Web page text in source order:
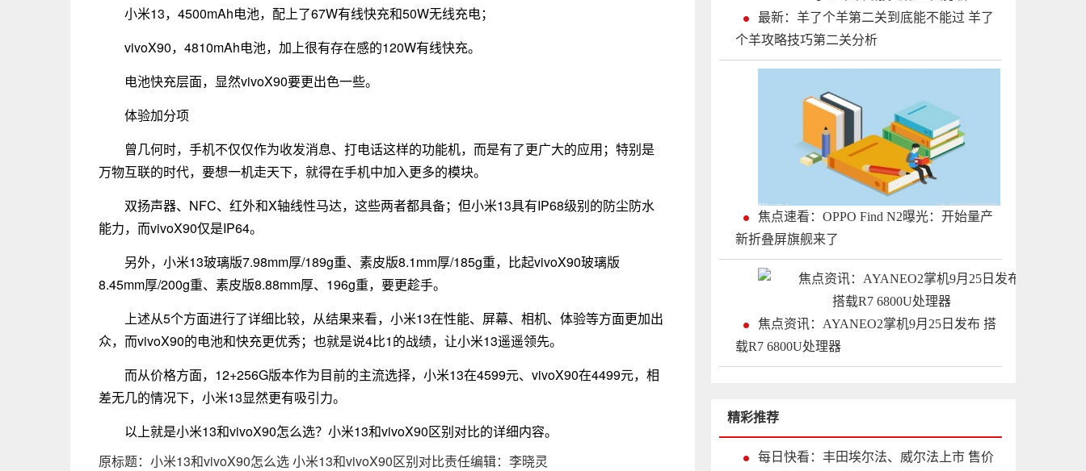
小米13，4500mAh电池，配上了67W有线快充和50W无线充电；
vivoX90，4810mAh电池，加上很有存在感的120W有线快充。
电池快充层面，显然vivoX90要更出色一些。
体验加分项
曾几何时，手机不仅仅作为收发消息、打电话这样的功能机，而是有了更广大的应用；特别是
万物互联的时代，要想一机走天下，就得在手机中加入更多的模块。
双扬声器、NFC、红外和X轴线性马达，这些两者都具备；但小米13具有IP68级别的防尘防水
能力，而vivoX90仅是IP64。
另外，小米13玻璃版7.98mm厚/189g重、素皮版8.1mm厚/185g重，比起vivoX90玻璃版
8.45mm厚/200g重、素皮版8.88mm厚、196g重，要更趁手。
上述从5个方面进行了详细比较，从结果来看，小米13在性能、屏幕、相机、体验等方面更加出
众，而vivoX90的电池和快充更优秀；也就是说4比1的战绩，让小米13遥遥领先。
而从价格方面，12+256G版本作为目前的主流选择，小米13在4599元、vivoX90在4499元，相
差无几的情况下，小米13显然更有吸引力。
以上就是小米13和vivoX90怎么选？小米13和vivoX90区别对比的详细内容。
原标题：小米13和vivoX90怎么选 小米13和vivoX90区别对比责任编辑：李晓灵
最新：羊了个羊第二关到底能不能过 羊了
个羊攻略技巧第二关分析
焦点速看：OPPO Find N2曝光：开始量产
新折叠屏旗舰来了
焦点资讯：AYANEO2掌机9月25日发布 搭
载R7 6800U处理器
精彩推荐
每日快看：丰田埃尔法、威尔法上市 售价